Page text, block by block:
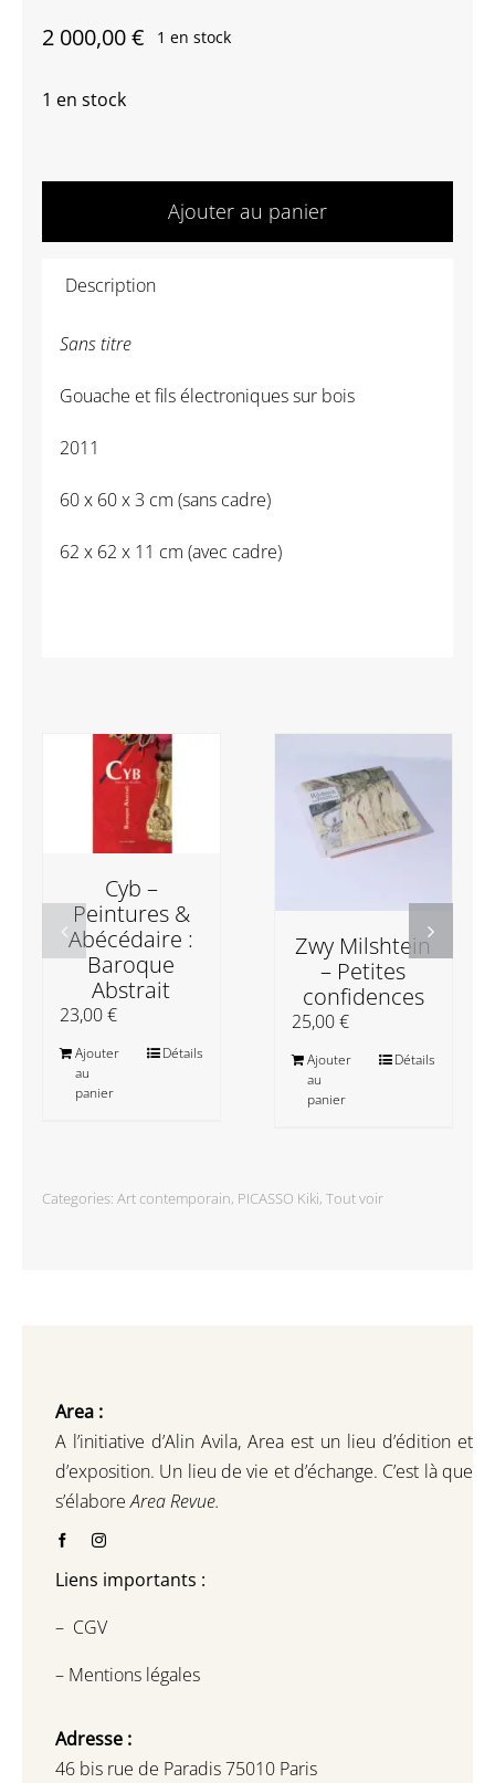
2 000,00€ 1 en stock
1 en stock
de
titre
Ajouter au panier
Description
Sans titre
Gouache et fils électroniques sur bois
2011
60 x 60 x 3 cm (sans cadre)
62 x 62 x 11 cm (avec cadre)
Cyb –
Peintures &
Abécédaire :
Baroque
Abstrait
23,00€
Ajouter
au
panier
Détails
Zwy Milshtein
– Petites
confidences
25,00€
Ajouter
au
panier
Détails
Categories: Art contemporain, PICASSO Kiki, Tout voir
Area :
A l’initiative d’Alin Avila, Area est un lieu d’édition et
d’exposition. Un lieu de vie et d’échange. C’est là que
s’élaboreArea Revue.
Liens importants :
– CGV
– Mentions légales
Adresse :
46 bis rue de Paradis 75010 Paris